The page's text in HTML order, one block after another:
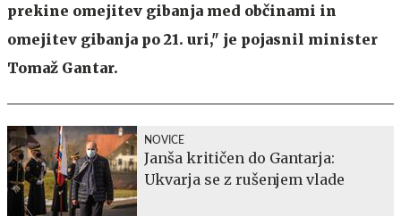
prekine omejitev gibanja med občinami in
omejitev gibanja po 21. uri," je pojasnil minister
Tomaž Gantar.
NOVICE
Janša kritičen do Gantarja:
Ukvarja se z rušenjem vlade